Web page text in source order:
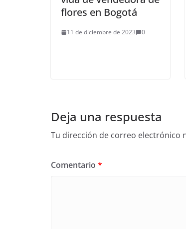
flores en Bogotá
11 de diciembre de 2023 0
Deja una respuesta
Tu dirección de correo electrónico
Comentario *